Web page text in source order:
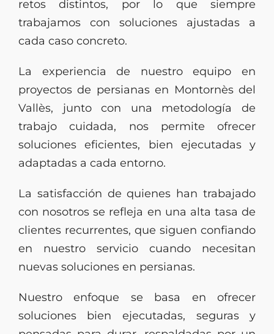
retos distintos, por lo que siempre
trabajamos con soluciones ajustadas a
cada caso concreto.
La experiencia de nuestro equipo en
proyectos de persianas en Montornès del
Vallès, junto con una metodología de
trabajo cuidada, nos permite ofrecer
soluciones eficientes, bien ejecutadas y
adaptadas a cada entorno.
La satisfacción de quienes han trabajado
con nosotros se refleja en una alta tasa de
clientes recurrentes, que siguen confiando
en nuestro servicio cuando necesitan
nuevas soluciones en persianas.
Nuestro enfoque se basa en ofrecer
soluciones bien ejecutadas, seguras y